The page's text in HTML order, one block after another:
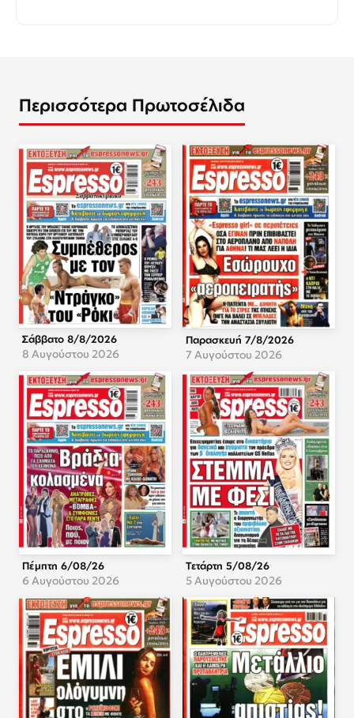
Περισσότερα Πρωτοσέλιδα
Σάββατο 8/8/2026
8 Αυγούστου 2026
Παρασκευή 7/8/2026
7 Αυγούστου 2026
Πέμπτη 6/08/26
6 Αυγούστου 2026
Τετάρτη 5/08/26
5 Αυγούστου 2026